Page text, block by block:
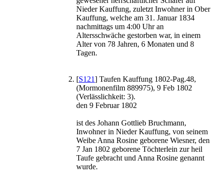
Nieder Kauffung, zuletzt Inwohner in Ober
Kauffung, welche am 31. Januar 1834
nachmittags um 4:00 Uhr an
Altersschwäche gestorben war, in einem
Alter von 78 Jahren, 6 Monaten und 8
Tagen.
[S121] Taufen Kauffung 1802-Pag.48,
(Mormonenfilm 889975), 9 Feb 1802
(Verlässlichkeit: 3).
den 9 Februar 1802
ist des Johann Gottlieb Bruchmann,
Inwohner in Nieder Kauffung, von seinem
Weibe Anna Rosine geborene Wiesner, den
7 Jan 1802 geborene Töchterlein zur heil
Taufe gebracht und Anna Rosine genannt
wurde.